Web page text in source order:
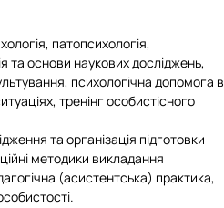
патопсихологія,
та основи наукових досліджень,
психологічна допомога в
тренінг особистісного
та організація підготовки
методики викладання
(асистентська) практика,